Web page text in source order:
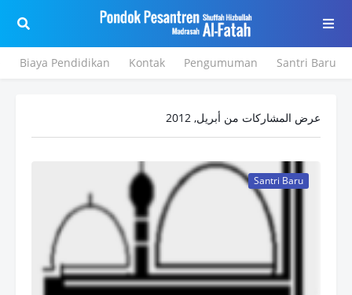
Santri Baru
Pengumuman
Kontak
Biaya Pendidikan
عرض المشاركات من أبريل, 2012
Santri Baru